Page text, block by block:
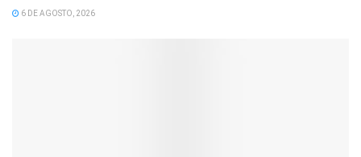
6 DE AGOSTO, 2026